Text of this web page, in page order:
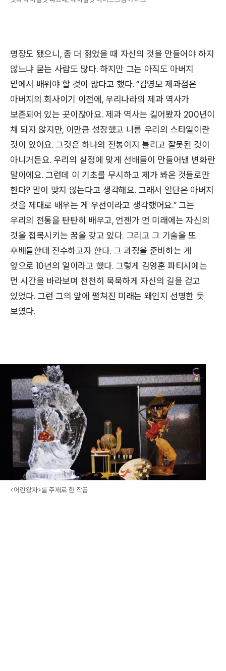
명장도 됐으니, 좀 더 젊었을 때 자신의 것을 만들어야 하지
않느냐 묻는 사람도 많다. 하지만 그는 아직도 아버지
밑에서 배워야 할 것이 많다고 했다. “김영모 제과점은
아버지의 회사이기 이전에, 우리나라의 제과 역사가
보존되어 있는 곳이잖아요. 제과 역사는 길어봤자 200년이
채 되지 않지만, 이만큼 성장했고 나름 우리의 스타일이란
것이 있어요. 그것은 하나의 전통이지 틀리고 잘못된 것이
아니거든요. 우리의 실정에 맞게 선배들이 만들어낸 변화란
말이에요. 그런데 이 기초를 무시하고 제가 봐온 것들로만
한다? 말이 맞지 않는다고 생각해요. 그래서 일단은 아버지
것을 제대로 배우는 게 우선이라고 생각했어요.” 그는
우리의 전통을 탄탄히 배우고, 언젠가 먼 미래에는 자신의
것을 접목시키는 꿈을 갖고 있다. 그리고 그 기술을 또
후배들한테 전수하고자 한다. 그 과정을 준비하는 게
앞으로 10년의 일이라고 했다. 그렇게 김영훈 파티시에는
먼 시간을 바라보며 천천히 묵묵하게 자신의 길을 걷고
있었다. 그런 그의 앞에 펼쳐진 미래는 왜인지 선명한 듯
보였다.
<어린왕자>를 주제로 한 작품.